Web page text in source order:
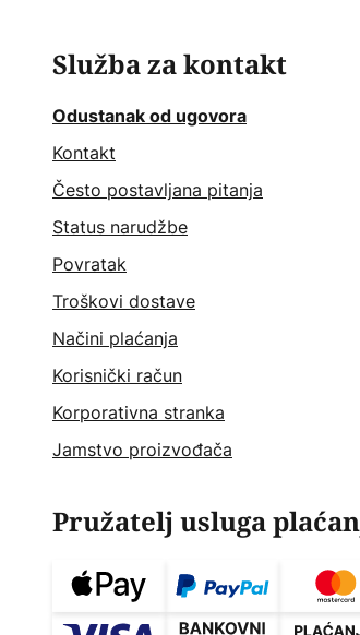
Služba za kontakt
Odustanak od ugovora
Kontakt
Često postavljana pitanja
Status narudžbe
Povratak
Troškovi dostave
Načini plaćanja
Korisnički račun
Korporativna stranka
Jamstvo proizvođača
Pružatelj usluga